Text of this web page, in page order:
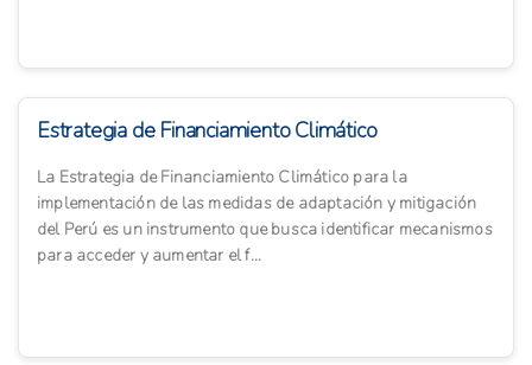
Estrategia de Financiamiento Climático
La Estrategia de Financiamiento Climático para la
implementación de las medidas de adaptación y mitigación
del Perú es un instrumento que busca identificar mecanismos
para acceder y aumentar el f...